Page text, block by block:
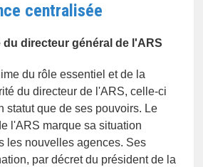
centralisée
du directeur général de l'ARS
du rôle essentiel et de la
du directeur de l'ARS, celle-ci
statut que de ses pouvoirs. Le
l'ARS marque sa situation
les nouvelles agences. Ses
par décret du président de la